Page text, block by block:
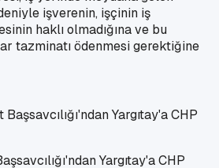
işverenin, işçinin iş
haklı olmadığına ve bu
tazminatı ödenmesi gerektiğine
Yargıtay'a CHP